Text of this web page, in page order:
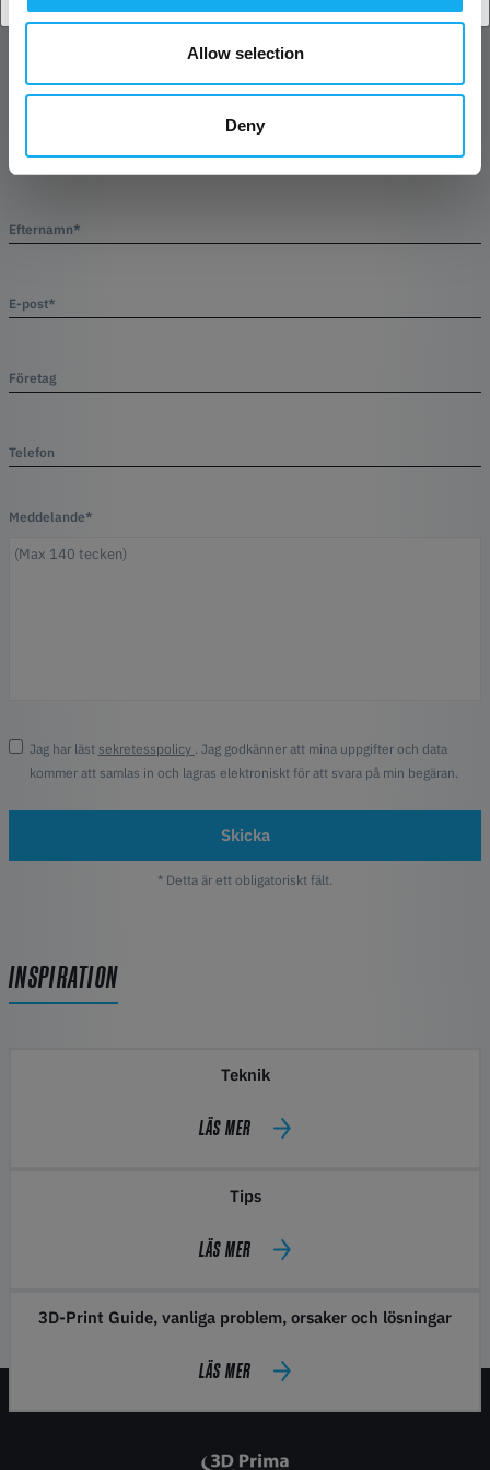
Allow selection
Deny
Artikel
Efternamn*
E-post*
Företag
Telefon
Meddelande*
Jag har läst sekretesspolicy . Jag godkänner att mina uppgifter och data
kommer att samlas in och lagras elektroniskt för att svara på min begäran.
Skicka
* Detta är ett obligatoriskt fält.
INSPIRATION
Teknik
LÄS MER
Tips
LÄS MER
3D-Print Guide, vanliga problem, orsaker och lösningar
LÄS MER